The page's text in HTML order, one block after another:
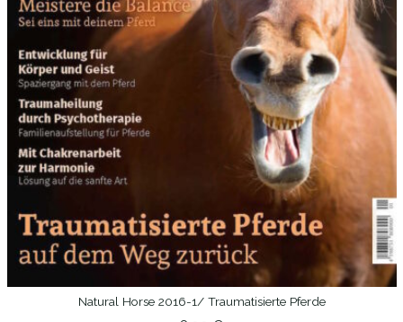
IN DEN WARENKORB
Natural Horse 2016-1/ Traumatisierte Pferde